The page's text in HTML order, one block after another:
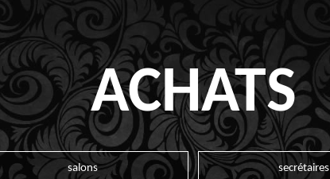
ACHATS
salons secrétaires